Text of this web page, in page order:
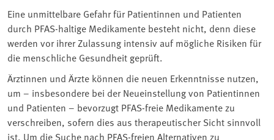
Eine unmittelbare Gefahr für Patientinnen und Patienten
durch PFAS-haltige Medikamente besteht nicht, denn diese
werden vor ihrer Zulassung intensiv auf mögliche Risiken für
die menschliche Gesundheit geprüft.
Ärztinnen und Ärzte können die neuen Erkenntnisse nutzen,
um – insbesondere bei der Neueinstellung von Patientinnen
und Patienten – bevorzugt PFAS-freie Medikamente zu
verschreiben, sofern dies aus therapeutischer Sicht sinnvoll
ist. Um die Suche nach PFAS-freien Alternativen zu